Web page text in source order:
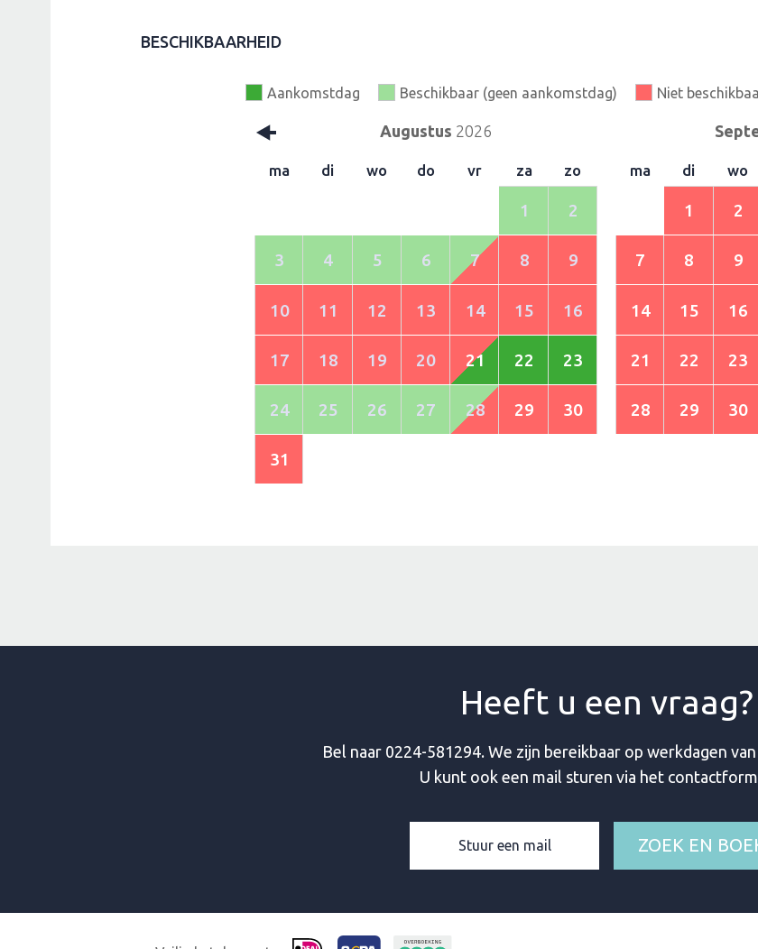
BESCHIKBAARHEID
Aankomstdag Beschikbaar (geen aankomstdag) Niet
Augustus 2026
ma di wo do vr za zo
1 2
3 4 5 6 7 8 9
10 11 12 13 14 15 16
17 18 19 20 21 22 23
24 25 26 27 28 29 30
31
ma di wo
1 2
7 8 9
14 15 16
21 22 23
28 29 30
Heeft u een vraag?
Bel naar 0224-581294. We zijn bereikbaar op werkdagen
U kunt ook een mail sturen via het
Stuur een mail ZOEK EN